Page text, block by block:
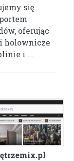
się
oferując
holownicze
i ...